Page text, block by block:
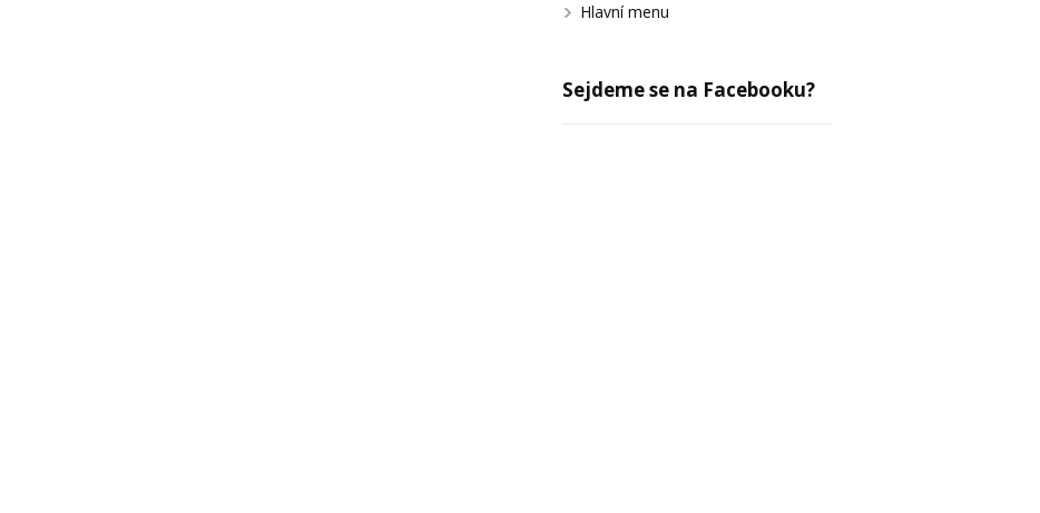
Hlavní menu
Sejdeme se na Facebooku?